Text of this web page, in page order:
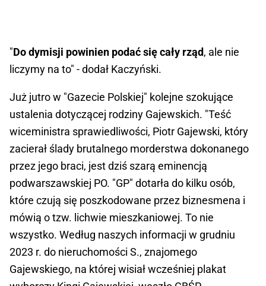
"Do dymisji powinien podać się cały rząd, ale nie
liczymy na to" - dodał Kaczyński.
Już jutro w "Gazecie Polskiej" kolejne szokujące
ustalenia dotyczącej rodziny Gajewskich. "Teść
wiceministra sprawiedliwości, Piotr Gajewski, który
zacierał ślady brutalnego morderstwa dokonanego
przez jego braci, jest dziś szarą eminencją
podwarszawskiej PO. "GP" dotarła do kilku osób,
które czują się poszkodowane przez biznesmena i
mówią o tzw. lichwie mieszkaniowej. To nie
wszystko. Według naszych informacji w grudniu
2023 r. do nieruchomości S., znajomego
Gajewskiego, na której wisiał wcześniej plakat